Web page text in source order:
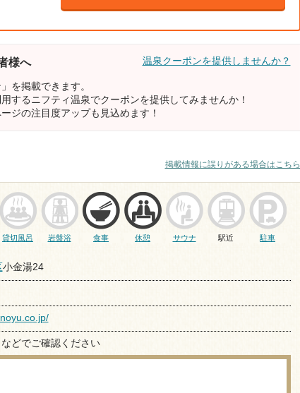
様へ 温泉クーポンを提供しませんか？
を掲載できます。
するニフティ温泉でクーポンを提供してみませんか！
ジの注目度アップも見込めます！
掲載情報に誤りがある場合はこちら
貸切風呂 岩盤浴 食事 休憩 サウナ 駅近 駐車
小金湯24
どでご確認ください